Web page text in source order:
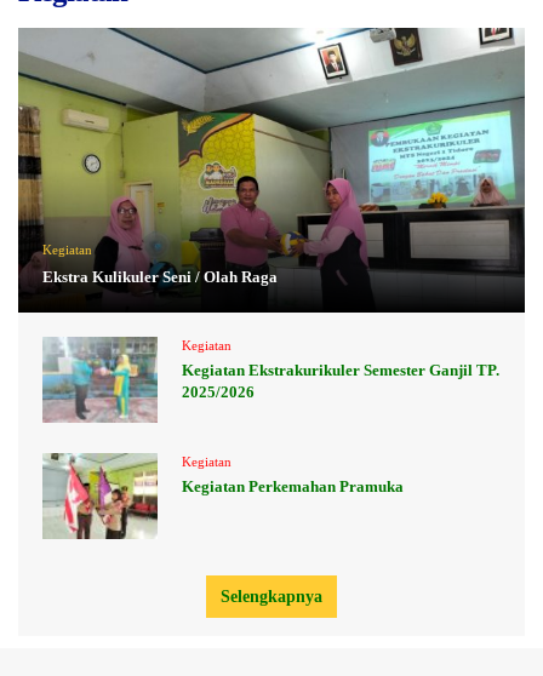
Kegiatan
Ekstra Kulikuler Seni / Olah Raga
Kegiatan
Kegiatan Ekstrakurikuler Semester Ganjil TP.
2025/2026
Kegiatan
Kegiatan Perkemahan Pramuka
Selengkapnya